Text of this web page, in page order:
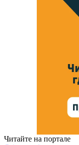
Читайте на портале